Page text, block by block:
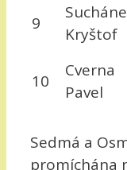
9
Kryštof
10
Cverna
Pavel
Sedmá a
promíchána